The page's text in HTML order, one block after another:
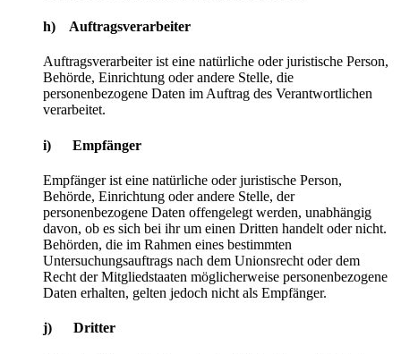
h) Auftragsverarbeiter
Auftragsverarbeiter ist eine natürliche oder juristische Person,
Behörde, Einrichtung oder andere Stelle, die
personenbezogene Daten im Auftrag des Verantwortlichen
verarbeitet.
i) Empfänger
Empfänger ist eine natürliche oder juristische Person,
Behörde, Einrichtung oder andere Stelle, der
personenbezogene Daten offengelegt werden, unabhängig
davon, ob es sich bei ihr um einen Dritten handelt oder nicht.
Behörden, die im Rahmen eines bestimmten
Untersuchungsauftrags nach dem Unionsrecht oder dem
Recht der Mitgliedstaaten möglicherweise personenbezogene
Daten erhalten, gelten jedoch nicht als Empfänger.
j) Dritter